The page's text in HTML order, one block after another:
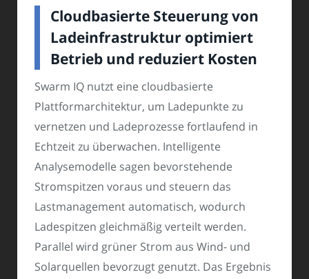
Cloudbasierte Steuerung von
Ladeinfrastruktur optimiert
Betrieb und reduziert Kosten
Swarm IQ nutzt eine cloudbasierte
Plattformarchitektur, um Ladepunkte zu
vernetzen und Ladeprozesse fortlaufend in
Echtzeit zu überwachen. Intelligente
Analysemodelle sagen bevorstehende
Stromspitzen voraus und steuern das
Lastmanagement automatisch, wodurch
Ladespitzen gleichmäßig verteilt werden.
Parallel wird grüner Strom aus Wind- und
Solarquellen bevorzugt genutzt. Das Ergebnis